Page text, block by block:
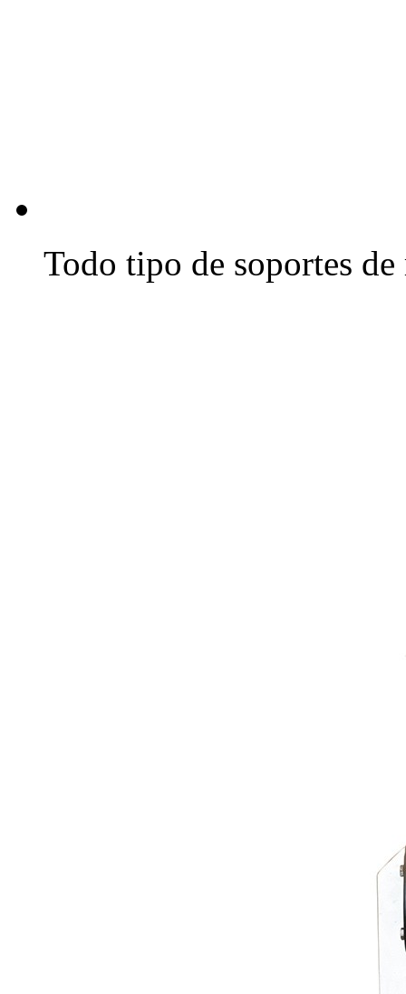
Todo tipo de soportes